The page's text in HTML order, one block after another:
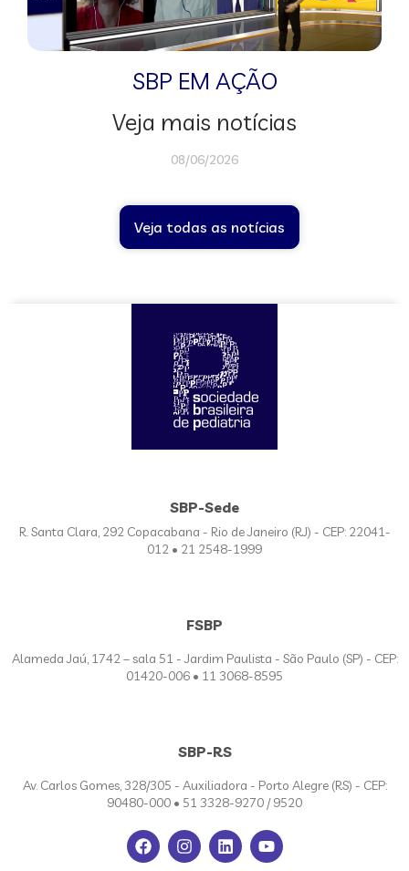
SBP EM AÇÃO
Veja mais notícias
08/06/2026
Veja todas as notícias
SBP-Sede
R. Santa Clara, 292 Copacabana - Rio de Janeiro (RJ) - CEP: 22041-
012 • 21 2548-1999
FSBP
Alameda Jaú, 1742 – sala 51 - Jardim Paulista - São Paulo (SP) - CEP:
01420-006 • 11 3068-8595
SBP-RS
Av. Carlos Gomes, 328/305 - Auxiliadora - Porto Alegre (RS) - CEP:
90480-000 • 51 3328-9270 / 9520